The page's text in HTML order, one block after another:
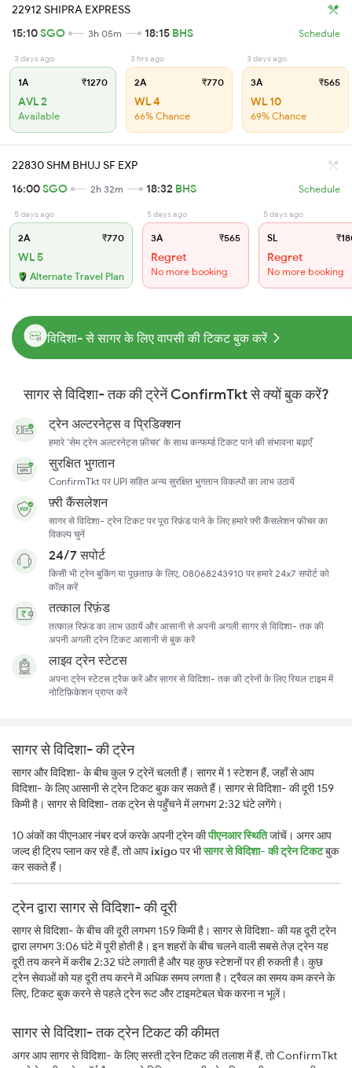
22912 SHIPRA EXPRESS
15:10SGO 3h 05m 18:15 BHS Schedule
3 days ago
1A ₹1270
AVL 2
Available
3 hrs ago
2A ₹770
WL 4
66% Chance
3 days ago
3A ₹565
WL 10
69% Chance
22830 SHM BHUJ SF EXP
16:00SGO 2h 32m 18:32 BHS Schedule
5 days ago
2A ₹770
WL 5
Alternate Travel Plan
5 days ago
3A ₹565
Regret
No more booking
5 days ago
SL
Regret
No more booking
विदिशा- से सागर के लिए वापसी की टिकट बुक करें
सागर से विदिशा- तक की ट्रेनें ConfirmTkt से क्यों बुक करें?
ट्रेन अल्टरनेट्स व प्रिडिक्शन
हमारे 'सेम ट्रेन अल्टरनेट्स फ़ीचर' के साथ कन्फर्म्ड टिकट पाने की संभावना बढ़ाएँ
सुरक्षित भुगतान
ConfirmTkt पर UPI सहित अन्य सुरक्षित भुगतान विकल्पों का लाभ उठायें
फ़्री कैंसलेशन
सागर से विदिशा- ट्रेन टिकट पर पूरा रिफ़ंड पाने के लिए हमारे फ़्री कैंसलेशन फ़ीचर का
विकल्प चुनें
24/7 सपोर्ट
किसी भी ट्रेन बुकिंग या पूछताछ के लिए, 08068243910 पर हमारे 24x7 सपोर्ट को
कॉल करें
तत्काल रिफ़ंड
तत्काल रिफ़ंड का लाभ उठायें और आसानी से अपनी अगली सागर से विदिशा- तक की
अपनी अगली ट्रेन टिकट आसानी से बुक करें
लाइव ट्रेन स्टेटस
अपना ट्रेन स्टेटस ट्रैक करें और सागर से विदिशा- तक की ट्रेनों के लिए रियल टाइम में
नोटिफ़िकेशन प्राप्त करें
सागर से विदिशा- की ट्रेन
सागर और विदिशा- के बीच कुल 9 ट्रेनें चलती हैं। सागर में 1 स्टेशन हैं, जहाँ से आप
विदिशा- के लिए आसानी से ट्रेन टिकट बुक कर सकते हैं। सागर से विदिशा- की दूरी 159
किमी है। सागर से विदिशा- तक ट्रेन से पहुँचने में लगभग 2:32 घंटे लगेंगे।
10 अंकों का पीएनआर नंबर दर्ज करके अपनी ट्रेन कीपीएनआर स्थितिजांचें। अगर आप
जल्द ही ट्रिप प्लान कर रहे हैं, तो आपixigoपर भीसागर से विदिशा- की ट्रेन टिकटबुक
कर सकते हैं।
ट्रेन द्वारा सागर से विदिशा- की दूरी
सागर से विदिशा- के बीच की दूरी लगभग 159 किमी है। सागर से विदिशा- की यह दूरी ट्रेन
द्वारा लगभग 3:06 घंटे में पूरी होती है। इन शहरों के बीच चलने वाली सबसे तेज़ ट्रेन यह
दूरी तय करने में करीब 2:32 घंटे लगाती है और यह कुछ स्टेशनों पर ही रुकती है। कुछ
ट्रेन सेवाओं को यह दूरी तय करने में अधिक समय लगता है। ट्रैवल का समय कम करने के
लिए, टिकट बुक करने से पहले ट्रेन रूट और टाइमटेबल चेक करना न भूलें।
सागर से विदिशा- तक ट्रेन टिकट की कीमत
अगर आप सागर से विदिशा- के लिए सस्ती ट्रेन टिकट की तलाश में हैं, तो ConfirmTkt